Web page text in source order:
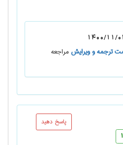
ترجمه و ویرایشمراجعه
پاسخ دهید